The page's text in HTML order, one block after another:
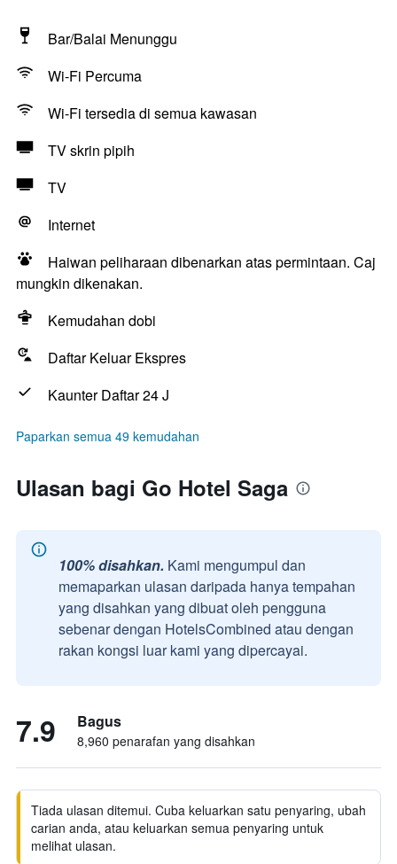
Bar/Balai Menunggu
Wi-Fi Percuma
Wi-Fi tersedia di semua kawasan
TV skrin pipih
TV
Internet
Haiwan peliharaan dibenarkan atas permintaan. Caj
mungkin dikenakan.
Kemudahan dobi
Daftar Keluar Ekspres
Kaunter Daftar 24 J
Paparkan semua 49 kemudahan
Ulasan bagi Go Hotel Saga
100% disahkan. Kami mengumpul dan
memaparkan ulasan daripada hanya tempahan
yang disahkan yang dibuat oleh pengguna
sebenar dengan HotelsCombined atau dengan
rakan kongsi luar kami yang dipercayai.
7.9 Bagus
8,960 penarafan yang disahkan
Tiada ulasan ditemui. Cuba keluarkan satu penyaring, ubah
carian anda, atau keluarkan semua penyaring untuk
melihat ulasan.